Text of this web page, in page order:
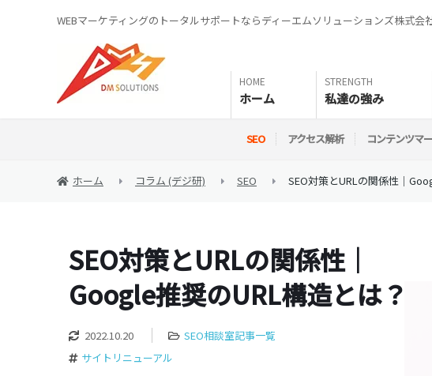
WEBマーケティングのトータルサポートならディーエムソリューションズ株式会
ホーム 私達の強み
SEO アクセス解析 コンテンツマ
ホーム コラム (デジ研) SEO SEO対策とURLの関係性｜
SEO対策とURLの関係性｜
Google推奨のURL構造とは？
2022.10.20
SEO相談室記事一覧
サイトリニューアル